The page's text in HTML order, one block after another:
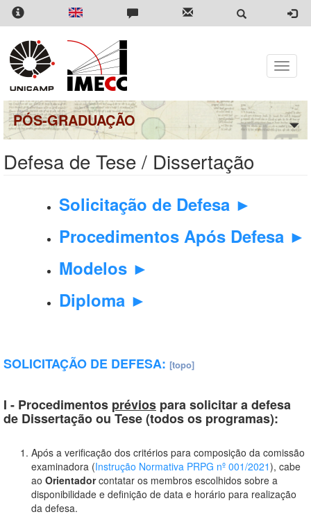
Pular
para
conteúdo
principal
Toggle
PÓS-GRADUAÇÃO
Defesa de Tese / Dissertação
Solicitação de Defesa ►
Procedimentos Após Defesa ►
Modelos ►
Diploma ►
SOLICITAÇÃO DE DEFESA: [topo]
I - Procedimentos prévios para solicitar a defesa
de Dissertação ou Tese (todos os programas):
Após a verificação dos critérios para composição da comissão
examinadora (Instrução Normativa PRPG nº 001/2021), cabe
ao Orientadorcontatar os membros escolhidos sobre a
disponibilidade e definição de data e horário para realização
da defesa.